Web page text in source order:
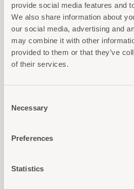
provide social media features and
We also share information about
our social media, advertising and
may combine it with other
provided to them or that they’ve
of their services.
Selection
Necessary
Preferences
Statistics
IN DEN
AUF DIE
interessieren